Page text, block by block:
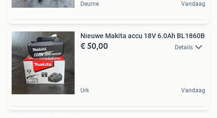
Deurne Vandaag
Nieuwe Makita accu 18V 6.0Ah BL1860B
€ 50,00 Details
Urk Vandaag